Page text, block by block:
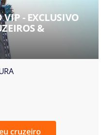
VIP - EXCLUSIVO
&
cruzeiro